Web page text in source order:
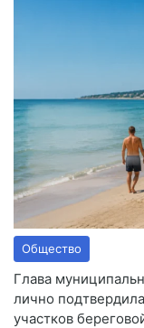
Общество
Глава
лично
участков